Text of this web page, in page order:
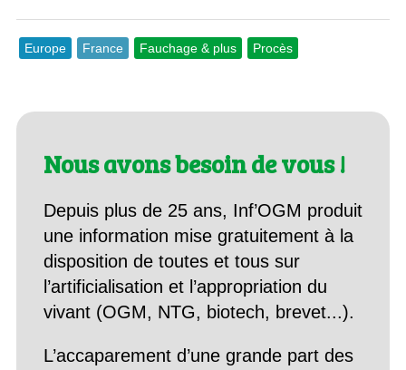
Europe France Fauchage & plus Procès
Nous avons besoin de vous !
Depuis plus de 25 ans, Inf’OGM produit
une information mise gratuitement à la
disposition de toutes et tous sur
l’artificialisation et l’appropriation du
vivant (OGM, NTG, biotech, brevet...).
L’accaparement d’une grande part des